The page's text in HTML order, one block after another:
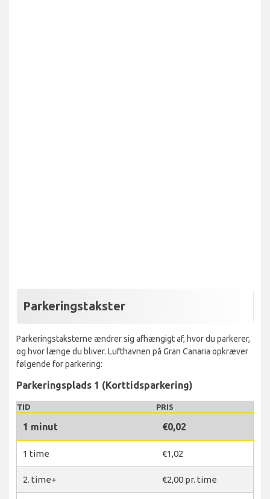
Parkeringstakster
Parkeringstaksterne ændrer sig afhængigt af, hvor du parkerer,
og hvor længe du bliver. Lufthavnen på Gran Canaria opkræver
følgende for parkering:
Parkeringsplads 1 (Korttidsparkering)
TID PRIS
1 minut €0,02
1 time €1,02
2. time+ €2,00 pr. time